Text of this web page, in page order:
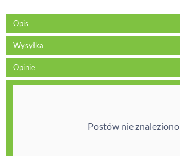
Opis
Wysyłka
Opinie
Postów nie znaleziono